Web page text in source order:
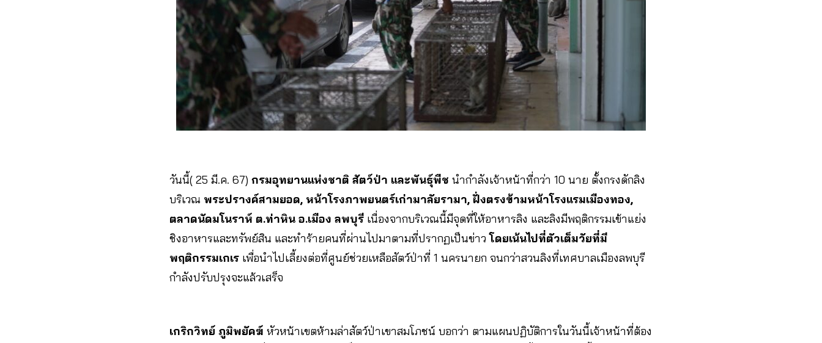
วันนี้( 25 มี.ค. 67) กรมอุทยานแห่งชาติ สัตว์ป่า และพันธุ์พืช นำกำลังเจ้าหน้าที่กว่า 10 นาย ตั้งกรงดักลิง
บริเวณ พระปรางค์สามยอด, หน้าโรงภาพยนตร์เก่ามาลัยรามา, ฝั่งตรงข้ามหน้าโรงแรมเมืองทอง,
ตลาดนัดมโนราห์ ต.ท่าหิน อ.เมือง ลพบุรี เนื่องจากบริเวณนี้มีจุดที่ให้อาหารลิง และลิงมีพฤติกรรมเข้าแย่ง
ชิงอาหารและทรัพย์สิน และทำร้ายคนที่ผ่านไปมาตามที่ปรากฏเป็นข่าวโดยเน้นไปที่ตัวเต็มวัยที่มี
พฤติกรรมเกเร เพื่อนำไปเลี้ยงต่อที่ศูนย์ช่วยเหลือสัตว์ป่าที่ 1 นครนายก จนกว่าสวนลิงที่เทศบาลเมืองลพบุรี
กำลังปรับปรุงจะแล้วเสร็จ
เกริกวิทย์ ภูมิพยัคฆ์ หัวหน้าเขตห้ามล่าสัตว์ป่าเขาสมโภชน์ บอกว่า ตามแผนปฏิบัติการในวันนี้เจ้าหน้าที่ต้อง